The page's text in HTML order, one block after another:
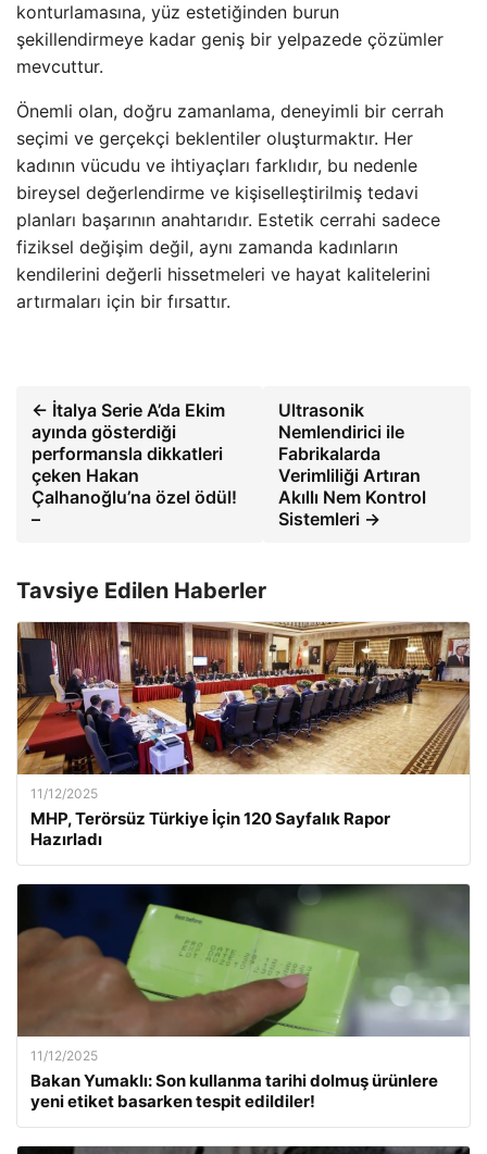
konturlamasına, yüz estetiğinden burun
şekillendirmeye kadar geniş bir yelpazede çözümler
mevcuttur.
Önemli olan, doğru zamanlama, deneyimli bir cerrah
seçimi ve gerçekçi beklentiler oluşturmaktır. Her
kadının vücudu ve ihtiyaçları farklıdır, bu nedenle
bireysel değerlendirme ve kişiselleştirilmiş tedavi
planları başarının anahtarıdır. Estetik cerrahi sadece
fiziksel değişim değil, aynı zamanda kadınların
kendilerini değerli hissetmeleri ve hayat kalitelerini
artırmaları için bir fırsattır.
← İtalya Serie A’da Ekim
ayında gösterdiği
performansla dikkatleri
çeken Hakan
Çalhanoğlu’na özel ödül!
–
Ultrasonik
Nemlendirici ile
Fabrikalarda
Verimliliği Artıran
Akıllı Nem Kontrol
Sistemleri →
Tavsiye Edilen Haberler
11/12/2025
MHP, Terörsüz Türkiye İçin 120 Sayfalık Rapor
Hazırladı
11/12/2025
Bakan Yumaklı: Son kullanma tarihi dolmuş ürünlere
yeni etiket basarken tespit edildiler!